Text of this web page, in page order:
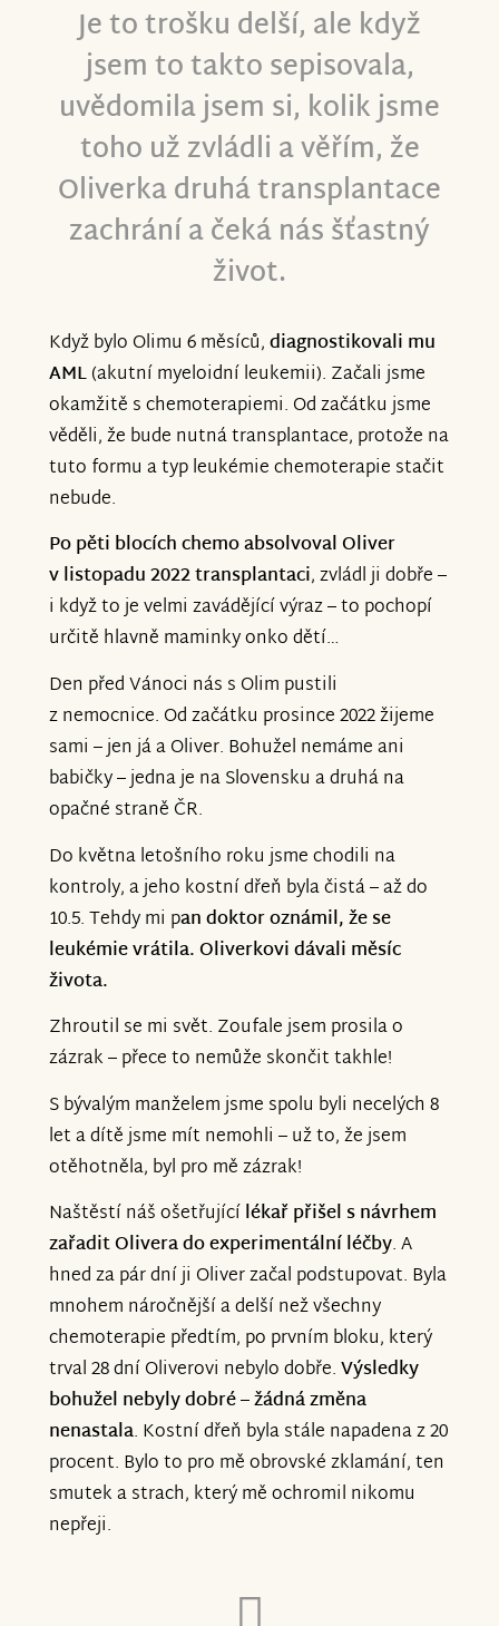
Je to trošku delší, ale když
jsem to takto sepisovala,
uvědomila jsem si, kolik jsme
toho už zvládli a věřím, že
Oliverka druhá transplantace
zachrání a čeká nás šťastný
život.
Když bylo Olimu 6 měsíců,diagnostikovali mu
AML(akutní myeloidní leukemii). Začali jsme
okamžitě s chemoterapiemi. Od začátku jsme
věděli, že bude nutná transplantace, protože na
tuto formu a typ leukémie chemoterapie stačit
nebude.
Po pěti blocích chemo absolvoval Oliver
v listopadu 2022 transplantaci, zvládl ji dobře –
i když to je velmi zavádějící výraz – to pochopí
určitě hlavně maminky onko dětí…
Den před Vánoci nás s Olim pustili
z nemocnice. Od začátku prosince 2022 žijeme
sami – jen já a Oliver. Bohužel nemáme ani
babičky – jedna je na Slovensku a druhá na
opačné straně ČR.
Do května letošního roku jsme chodili na
kontroly, a jeho kostní dřeň byla čistá – až do
10.5. Tehdy mi pan doktor oznámil, že se
leukémie vrátila. Oliverkovi dávali měsíc
života.
Zhroutil se mi svět. Zoufale jsem prosila o
zázrak – přece to nemůže skončit takhle!
S bývalým manželem jsme spolu byli necelých 8
let a dítě jsme mít nemohli – už to, že jsem
otěhotněla, byl pro mě zázrak!
Naštěstí náš ošetřujícílékař přišel s návrhem
zařadit Olivera do experimentální léčby. A
hned za pár dní ji Oliver začal podstupovat. Byla
mnohem náročnější a delší než všechny
chemoterapie předtím, po prvním bloku, který
trval 28 dní Oliverovi nebylo dobře.Výsledky
bohužel nebyly dobré – žádná změna
nenastala. Kostní dřeň byla stále napadena z 20
procent. Bylo to pro mě obrovské zklamání, ten
smutek a strach, který mě ochromil nikomu
nepřeji.